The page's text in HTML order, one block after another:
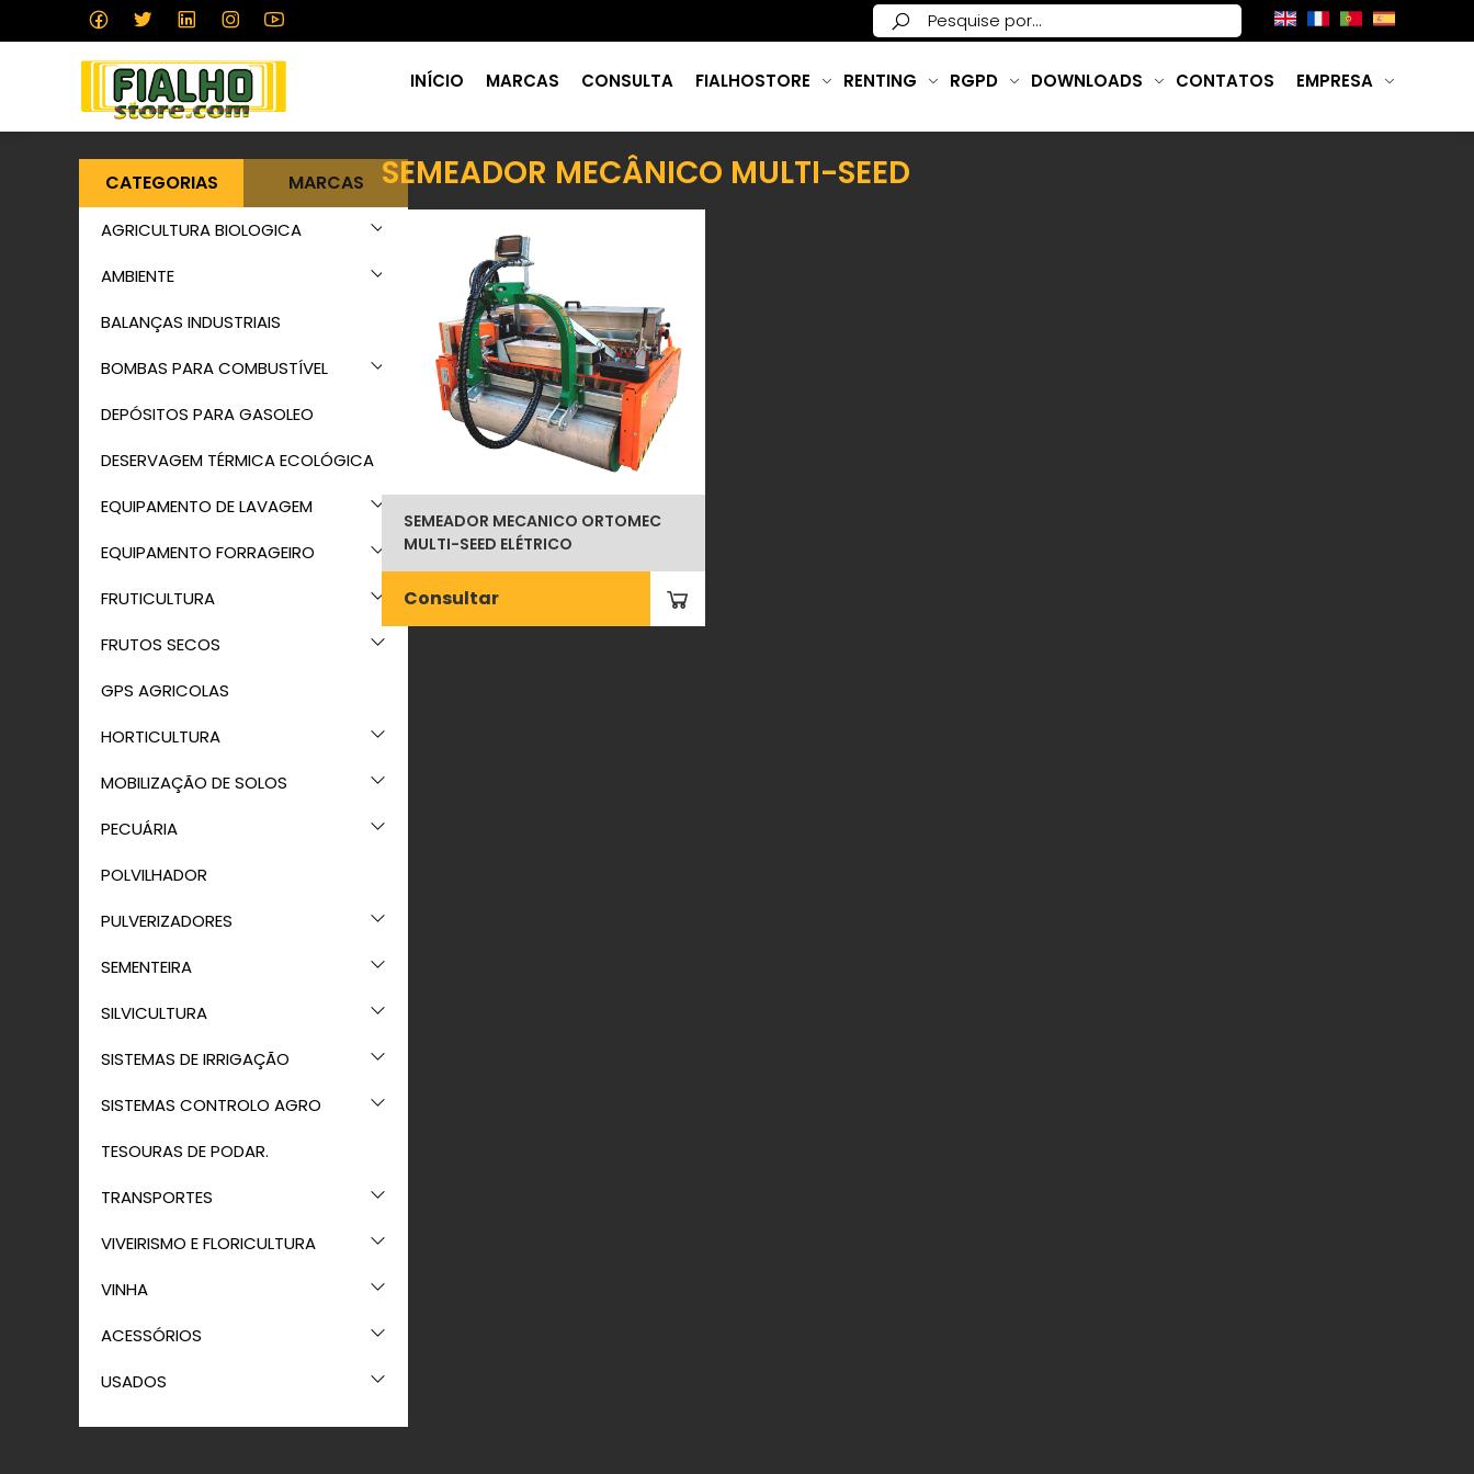
INÍCIO MARCAS CONSULTA FIALHOSTORE RENTING RGPD DOWNLOADS CONTATOS EMPRESA
CATEGORIAS MARCAS
AGRICULTURA BIOLOGICA
AMBIENTE
BALANÇAS INDUSTRIAIS
BOMBAS PARA COMBUSTÍVEL
DEPÓSITOS PARA GASOLEO
DESERVAGEM TÉRMICA ECOLÓGICA
EQUIPAMENTO DE LAVAGEM
EQUIPAMENTO FORRAGEIRO
FRUTICULTURA
FRUTOS SECOS
GPS AGRICOLAS
HORTICULTURA
MOBILIZAÇÃO DE SOLOS
PECUÁRIA
POLVILHADOR
PULVERIZADORES
SEMENTEIRA
SILVICULTURA
SISTEMAS DE IRRIGAÇÃO
SISTEMAS CONTROLO AGRO
TESOURAS DE PODAR.
TRANSPORTES
VIVEIRISMO E FLORICULTURA
VINHA
ACESSÓRIOS
USADOS
SEMEADOR MECÂNICO MULTI-SEED
SEMEADOR MECANICO ORTOMEC
MULTI-SEED ELÉTRICO
Consultar